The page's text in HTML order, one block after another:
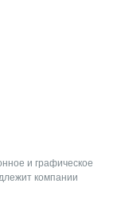
и графическое
компании